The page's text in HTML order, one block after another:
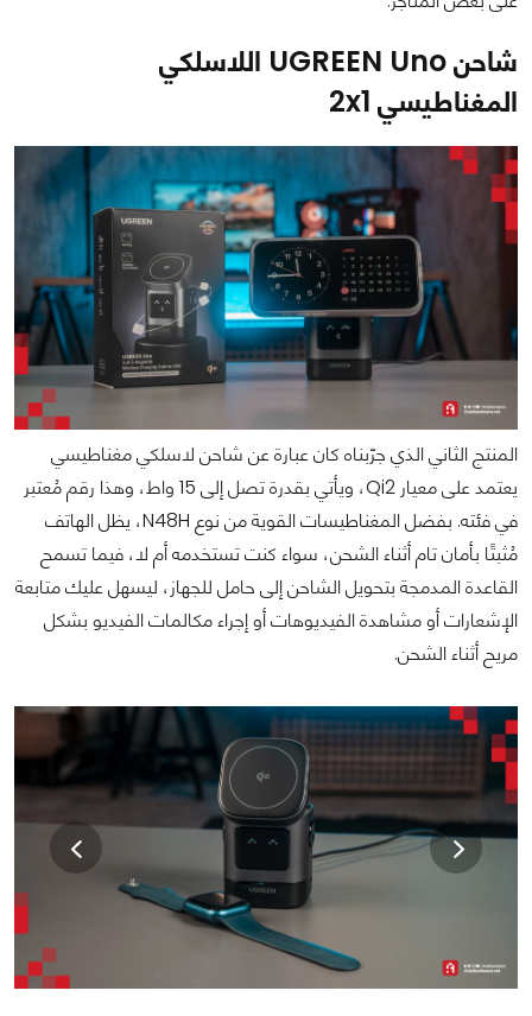
شاحن UGREEN Uno اللاسلكي
المغناطيسي 2x1
المنتج الثاني الذي جرّبناه كان عبارة عن شاحن لاسلكي مغناطيسي
يعتمد على معيار Qi2، ويأتي بقدرة تصل إلى 15 واط، وهذا رقم مُعتبر
في فئته. بفضل المغناطيسات القوية من نوع N48H، يظل الهاتف
مُثبتًا بأمان تام أثناء الشحن، سواء كنت تستخدمه أم لا، فيما تسمح
القاعدة المدمجة بتحويل الشاحن إلى حامل للجهاز، ليسهل عليك متابعة
الإشعارات أو مشاهدة الفيديوهات أو إجراء مكالمات الفيديو بشكل
مريح أثناء الشحن.